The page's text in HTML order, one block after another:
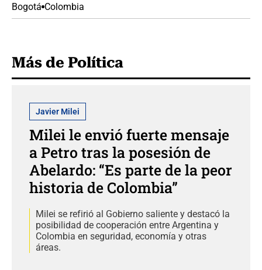
Bogotá Colombia
Más de Política
Javier Milei
Milei le envió fuerte mensaje
a Petro tras la posesión de
Abelardo: “Es parte de la peor
historia de Colombia”
Milei se refirió al Gobierno saliente y destacó la
posibilidad de cooperación entre Argentina y
Colombia en seguridad, economía y otras
áreas.